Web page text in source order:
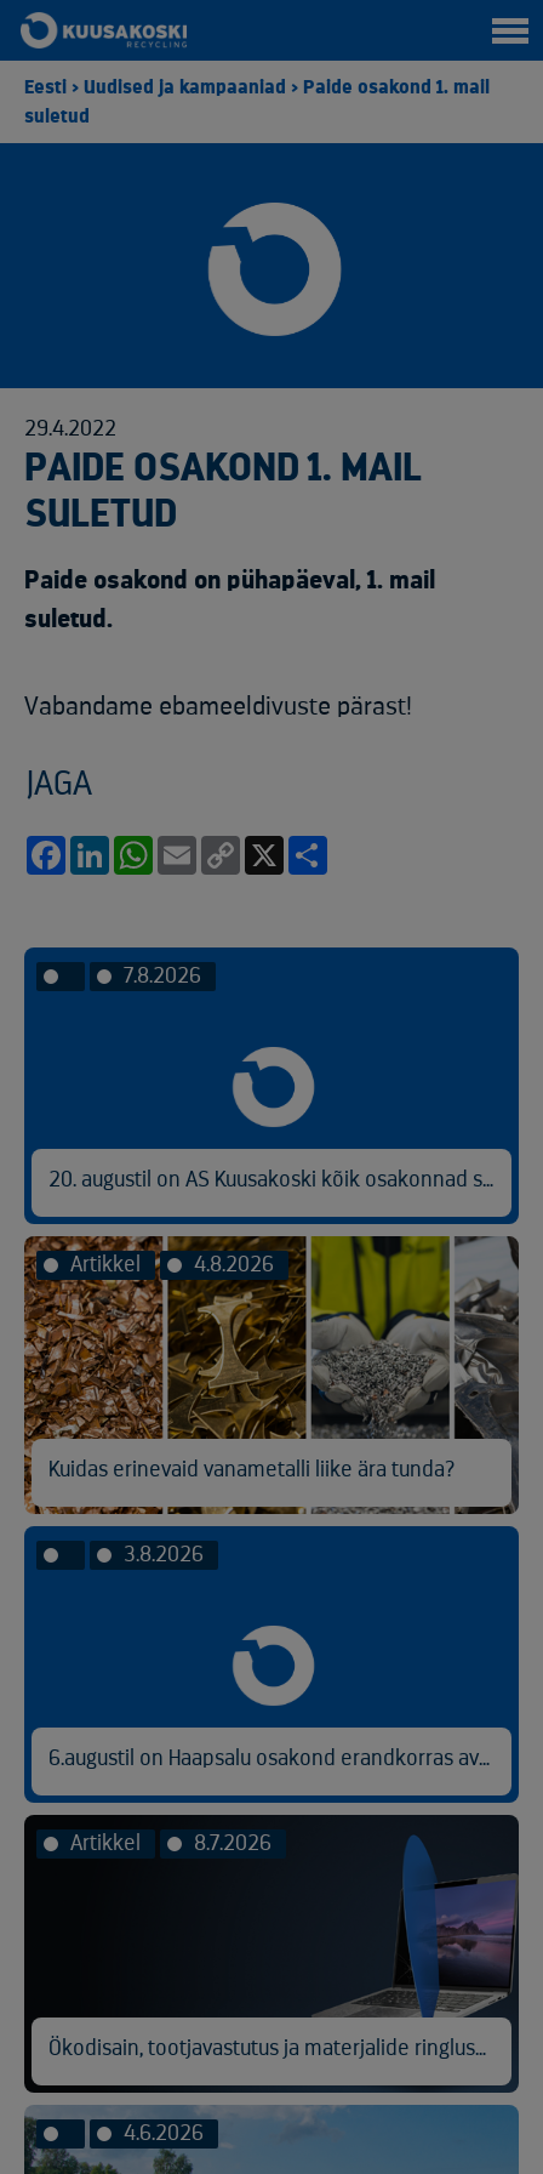
Eesti > Uudised ja kampaaniad > Paide osakond 1. mail
suletud
29.4.2022
PAIDE OSAKOND 1. MAIL
SULETUD
Paide osakond on pühapäeval, 1. mail
suletud.
Vabandame ebameeldivuste pärast!
JAGA
FacebookLinkedInWhatsApp
Email
Copy
7.8.2026
20. augustil on AS Kuusakoski kõik osakonnad suletud
Artikkel 4.8.2026
Kuidas erinevaid vanametalli liike ära tunda?
3.8.2026
6.augustil on Haapsalu osakond erandkorras avatud kl 9.00-14.30.
Artikkel 8.7.2026
4.6.2026